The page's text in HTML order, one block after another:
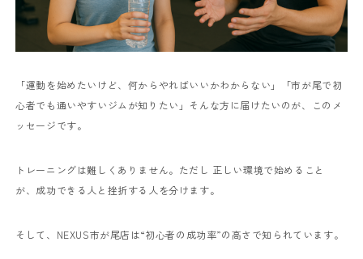
「運動を始めたいけど、何からやればいいかわからない」
「市が尾で初
心者でも通いやすいジムが知りたい」 そんな方に届けたいのが、このメ
ッセージです。
トレーニングは難しくありません。 ただし 正しい環境で始めること
が、成功できる人と挫折する人を分けます。
そして、NEXUS市が尾店は“初心者の成功率”の高さで知られています。